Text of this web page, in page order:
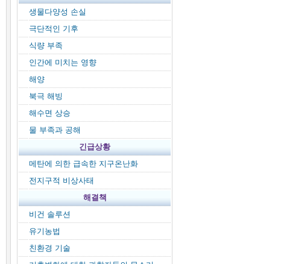
생물다양성 손실
극단적인 기후
식량 부족
인간에 미치는 영향
해양
북극 해빙
해수면 상승
물 부족과 공해
긴급상황
메탄에 의한 급속한 지구온난화
전지구적 비상사태
해결책
비건 솔루션
유기농법
친환경 기술